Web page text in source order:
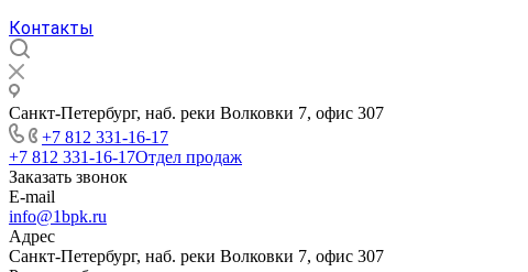
Контакты
Санкт-Петербург, наб. реки Волковки 7, офис 307
+7 812 331-16-17
+7 812 331-16-17Отдел продаж
Заказать звонок
E-mail
info@1bpk.ru
Адрес
Санкт-Петербург, наб. реки Волковки 7, офис 307